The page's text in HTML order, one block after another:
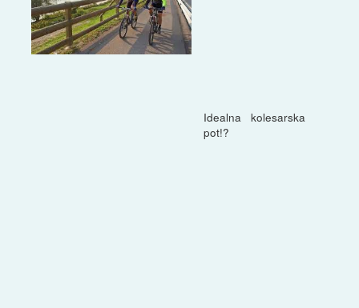
Idealna kolesarska
pot!?